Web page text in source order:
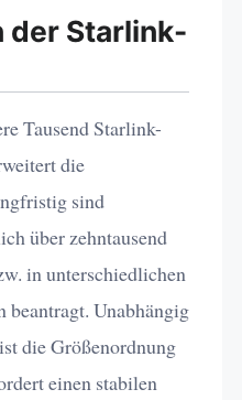
der Starlink-
Tausend Starlink-
die
sind
über zehntausend
in unterschiedlichen
beantragt. Unabhängig
die Größenordnung
einen stabilen